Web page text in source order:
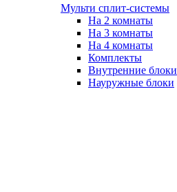
Мульти сплит-системы
На 2 комнаты
На 3 комнаты
На 4 комнаты
Комплекты
Внутренние блоки
Науружные блоки